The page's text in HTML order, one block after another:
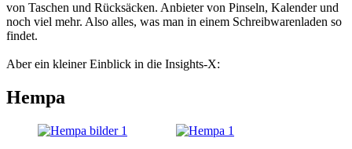
von Taschen und Rücksäcken. Anbieter von Pinseln, Kalender und
noch viel mehr. Also alles, was man in einem Schreibwarenladen so
findet.
Aber ein kleiner Einblick in die Insights-X:
Hempa